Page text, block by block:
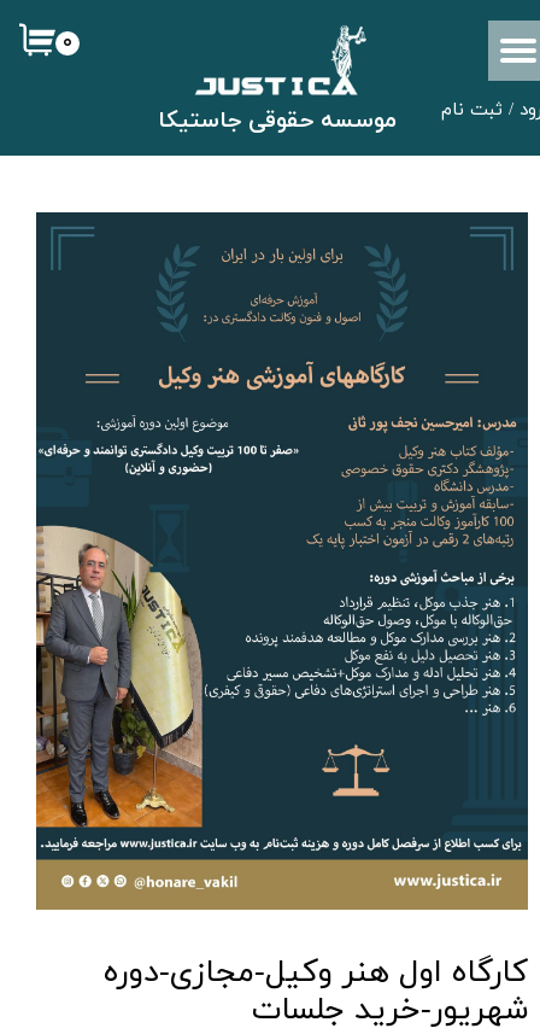
۰
​موسسه حقوقی جاستیکا / ثبت نام
حساب کاربری من
تغییر گذر واژه
سفارشات
خروج از حساب کاربری
کارگاه اول هنر وکیل-مجازی-دوره
شهریور-خرید جلسات